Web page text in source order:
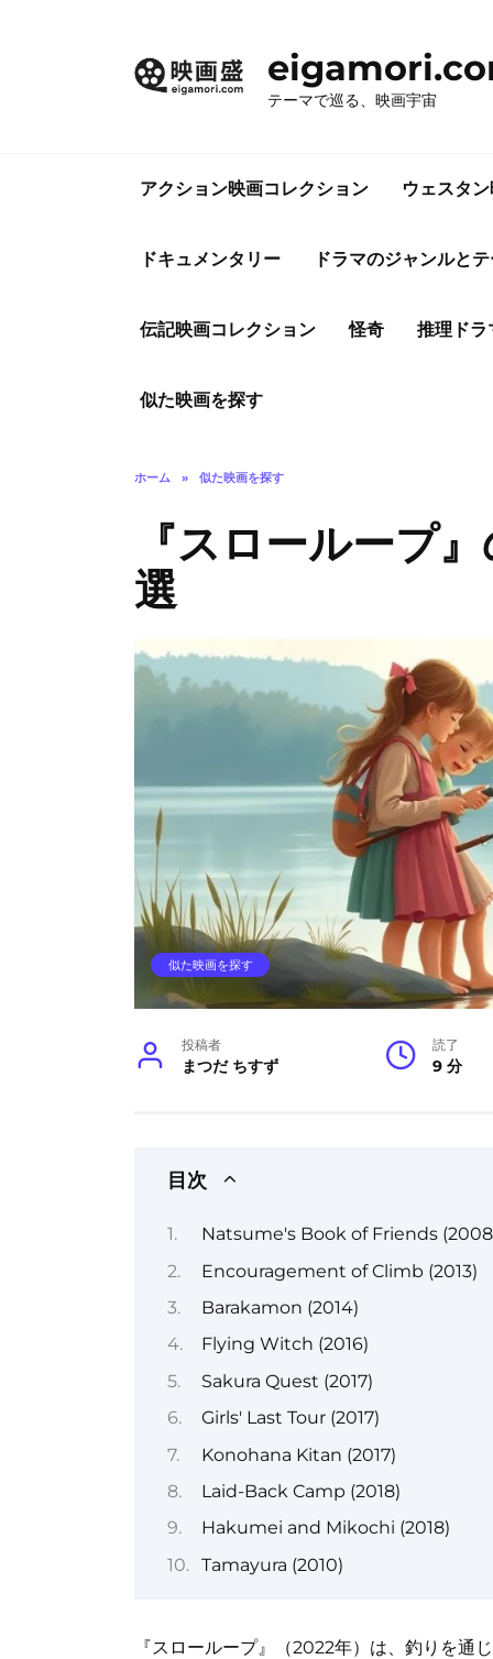
テーマで巡る、映画宇宙
アクション映画コレクション ウェスタ
ドキュメンタリー ドラマのジャンルと
伝記映画コレクション 怪奇 推理ドラ
似た映画を探す
ホーム » 似た映画を探す
『スローループ
選
似た映画を探す
投稿者
まつだ ちすず
読了
9 分
目次
Natsume's Book of Friends
Encouragement of Climb (2013)
Barakamon (2014)
Flying Witch (2016)
Sakura Quest (2017)
Girls' Last Tour (2017)
Konohana Kitan (2017)
Laid-Back Camp (2018)
Hakumei and Mikochi (2018)
Tamayura (2010)
『スローループ』（2022年）は、釣りを通